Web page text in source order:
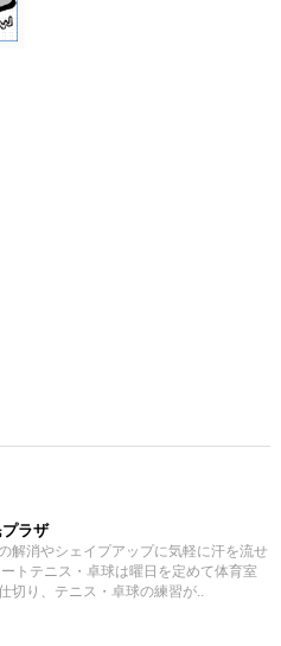
ラザ
解消やシェイプアップに気軽に汗を流せ
トテニス・卓球は曜日を定めて体育室
切り、テニス・卓球の練習が..